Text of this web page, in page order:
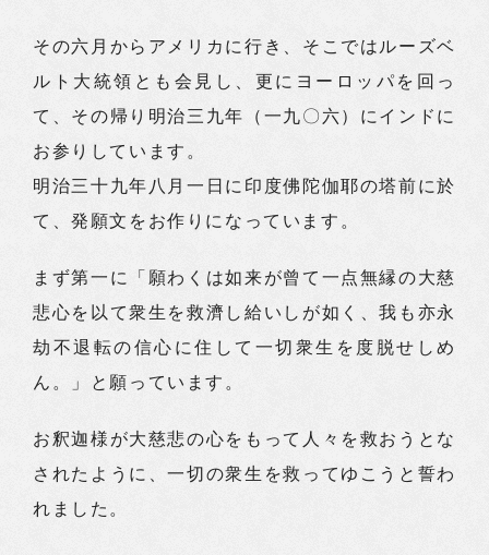
その六月からアメリカに行き、そこではルーズベ
ルト大統領とも会見し、更にヨーロッパを回っ
て、その帰り明治三九年（一九〇六）にインドに
お参りしています。
明治三十九年八月一日に印度佛陀伽耶の塔前に於
て、発願文をお作りになっています。
まず第一に「願わくは如来が曾て一点無縁の大慈
悲心を以て衆生を救濟し給いしが如く、我も亦永
劫不退転の信心に住して一切衆生を度脱せしめ
ん。」と願っています。
お釈迦様が大慈悲の心をもって人々を救おうとな
されたように、一切の衆生を救ってゆこうと誓わ
れました。